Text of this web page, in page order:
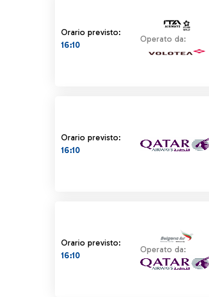
Orario previsto:
16:10
Operato da:
Orario previsto:
16:10
Orario previsto:
16:10
Operato da: